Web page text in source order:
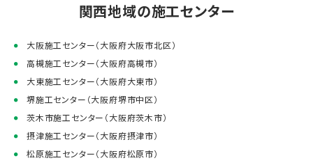
関西地域の施工センター
大阪施工センター（大阪府大阪市北区）
高槻施工センター（大阪府高槻市）
大東施工センター（大阪府大東市）
堺施工センター（大阪府堺市中区）
茨木市施工センター（大阪府茨木市）
摂津施工センター（大阪府摂津市）
松原施工センター（大阪府松原市）